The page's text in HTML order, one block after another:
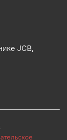
JCB,
2025 г.